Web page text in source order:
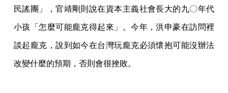
民謠團」，官靖剛則說在資本主義社會長大的九〇年代
小孩「怎麼可能龐克得起來」。今年，洪申豪在訪問裡
談起龐克，說到如今在台灣玩龐克必須懷抱可能沒辦法
改變什麼的預期，否則會很挫敗。